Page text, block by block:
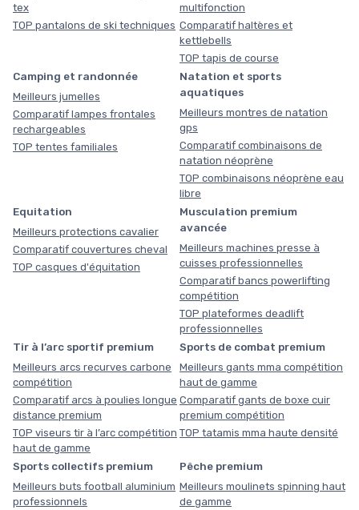
tex
TOP pantalons de ski techniques
multifonction
Comparatif haltères et
kettlebells
TOP tapis de course
Camping et randonnée
Meilleurs jumelles
Comparatif lampes frontales
rechargeables
TOP tentes familiales
Natation et sports
aquatiques
Meilleurs montres de natation
gps
Comparatif combinaisons de
natation néoprène
TOP combinaisons néoprène eau
libre
Equitation
Meilleurs protections cavalier
Comparatif couvertures cheval
TOP casques d'équitation
Musculation premium
avancée
Meilleurs machines presse à
cuisses professionnelles
Comparatif bancs powerlifting
compétition
TOP plateformes deadlift
professionnelles
Tir à l’arc sportif premium
Meilleurs arcs recurves carbone
compétition
Comparatif arcs à poulies longue
distance premium
TOP viseurs tir à l’arc compétition
haut de gamme
Sports de combat premium
Meilleurs gants mma compétition
haut de gamme
Comparatif gants de boxe cuir
premium compétition
TOP tatamis mma haute densité
Sports collectifs premium
Meilleurs buts football aluminium
professionnels
Pêche premium
Meilleurs moulinets spinning haut
de gamme